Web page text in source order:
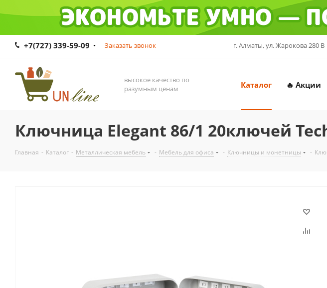
+7(727) 339-59-09 Заказать звонок г. Алматы, ул. Жарокова 280 В
высокое качество по
разумным ценам
Каталог 🔥 Акции
Ключница Elegant 86/1 20ключей
Главная - Каталог - Металлическая мебель - Мебель для офиса - Ключницы и монетницы -